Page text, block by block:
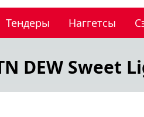
Тендеры Наггетсы
DEW Sweet